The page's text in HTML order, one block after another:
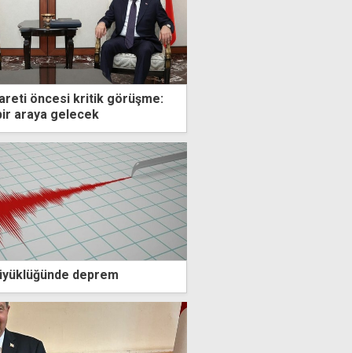
öncesi kritik görüşme:
araya gelecek
deprem